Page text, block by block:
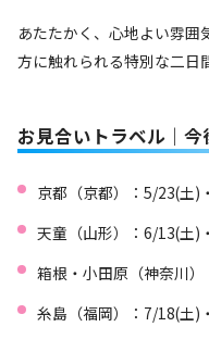
あたたかく、心地よい雰囲
方に触れられる特別な二日
お見合いトラベル｜
京都（京都）：5/23(土)
天童（山形）：6/13(土)
箱根・小田原（神奈川
糸島（福岡）：7/18(土)